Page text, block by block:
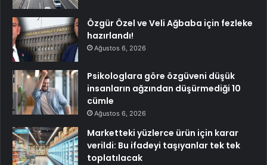
Özgür Özel ve Veli Ağbaba için fezleke
hazırlandı!
Ağustos 6, 2026
Psikologlara göre özgüveni düşük
insanların ağzından düşürmediği 10
cümle
Ağustos 6, 2026
Marketteki yüzlerce ürün için karar
verildi: Bu ifadeyi taşıyanlar tek tek
toplatılacak